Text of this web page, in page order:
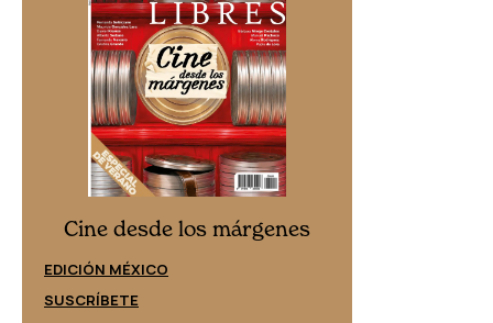
Cine desde los márgenes
EDICIÓN MÉXICO
SUSCRÍBETE